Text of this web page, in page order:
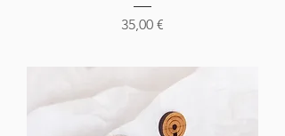
Prix
35,00 €